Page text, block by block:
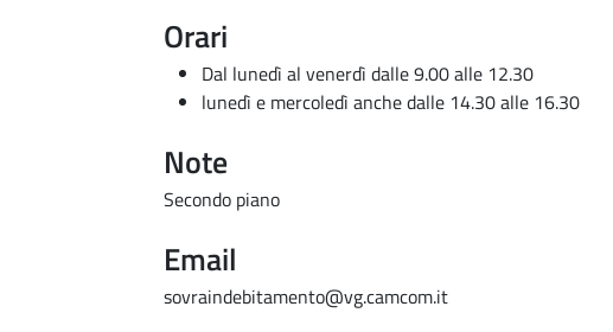
Orari
Dal lunedì al venerdì dalle 9.00 alle 12.30
lunedì e mercoledì anche dalle 14.30 alle 16.30
Note
Secondo piano
Email
sovraindebitamento@vg.camcom.it